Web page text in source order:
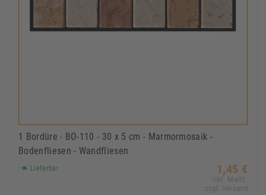
1 Bordüre - BO-110 - 30 x 5 cm - Marmormosaik -
Bodenfliesen - Wandfliesen
Lieferbar 1,45 €
Inkl. MwSt.
zzgl. Versand